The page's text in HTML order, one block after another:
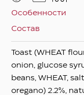
Особенности
Состав
Toast (WHEAT
onion, glucose
beans, WHEAT,
oregano) 2.2%,